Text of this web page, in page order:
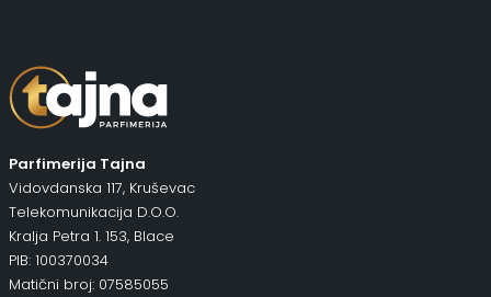
Parfimerija Tajna
Vidovdanska 117, Kruševac
Telekomunikacija D.O.O.
Kralja Petra 1. 153, Blace
PIB: 100370034
Matični broj: 07585055